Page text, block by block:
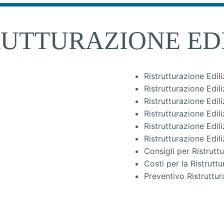
Ristrutturazione
Ristrutturazione
Ristrutturazione
Ristrutturazione
Ristrutturazione
Ristrutturazione
Consigli per
Costi per la
Preventivo